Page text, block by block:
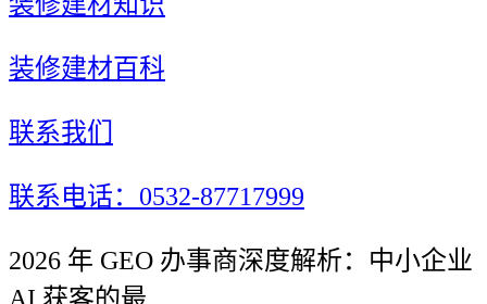
装修建材百科
联系我们
联系电话：0532-87717999
2026 年 GEO 办事商深度解析：中小企业